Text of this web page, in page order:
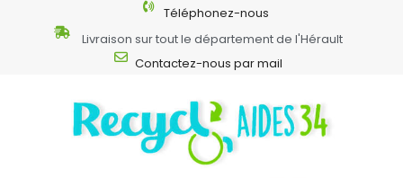
Téléphonez-nous
Livraison sur tout le département de l'Hérault
Contactez-nous par mail